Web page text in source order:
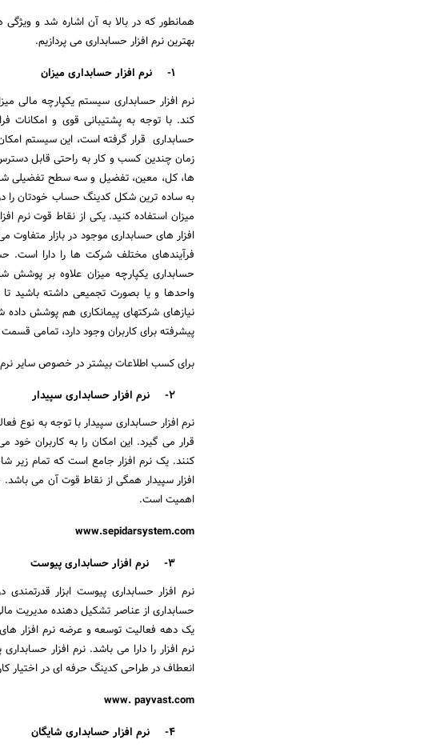
همانطور که در بالا به آن اشاره شد و
بهترین نرم افزار حسابداری می پردازیم.
1-
نرم افزار حسابداری میزان
نرم افزار حسابداری سیستم یکپارچه مالی
کند. با توجه به پشتیبانی قوی و امکانات
حسابداری قرار گرفته است، این سیستم
زمان چندین کسب و کار به راحتی قابل
ها، کل، معین، تفضیل و سه سطح تفضیلی
به ساده ترین شکل کدینگ حساب خودتان را
میزان استفاده کنید. یکی از نقاط قوت نرم
افزار های حسابداری موجود در بازار
فرآیندهای مختلف شرکت ها را دارا است.
حسابداری یکپارچه میزان علاوه بر پوشش
واحدها و یا بصورت تجمیعی داشته باشید تا
نیازهای شرکتهای پیمانکاری هم پوشش
پیشرفته برای کاربران وجود دارد، تمامی
برای کسب اطلاعات بیشتر در خصوص سایر
2-
نرم افزار حسابداری سپیدار
نرم افزار حسابداری سپیدار با توجه به
قرار می گیرد. این امکان را به کاربران
کنند. یک نرم افزار جامع است که تمام زیر
افزار سپیدار همگی از نقاط قوت آن می باشد.
اهمیت است.
www.sepidarsystem.com
3-
نرم افزار حسابداری پیوست
نرم افزار حسابداری پیوست ابزار
حسابداری از عناصر تشکیل دهنده مدیریت
یک دهه فعالیت توسعه و عرضه نرم افزار
نرم افزار را دارا می باشد. نرم افزار
انعطاف در طراحی کدینگ حرفه ای در اختیار
www. payvast.com
4-
نرم افزار حسابداری شایگان